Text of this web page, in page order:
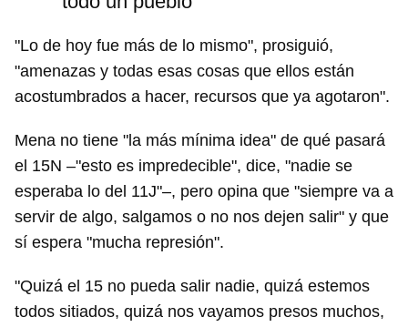
"Lo de hoy fue más de lo mismo", prosiguió,
"amenazas y todas esas cosas que ellos están
acostumbrados a hacer, recursos que ya agotaron".
Mena no tiene "la más mínima idea" de qué pasará
el 15N –"esto es impredecible", dice, "nadie se
esperaba lo del 11J"–, pero opina que "siempre va a
servir de algo, salgamos o no nos dejen salir" y que
sí espera "mucha represión".
"Quizá el 15 no pueda salir nadie, quizá estemos
todos sitiados, quizá nos vayamos presos muchos,